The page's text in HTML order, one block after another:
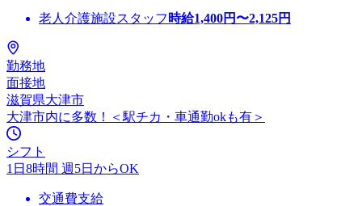
老人介護施設スタッフ 時給1,400円〜2,125円
勤務地
面接地
滋賀県大津市
大津市内に多数！＜駅チカ・車通勤okも有＞
シフト
1日8時間 週5日からOK
交通費支給